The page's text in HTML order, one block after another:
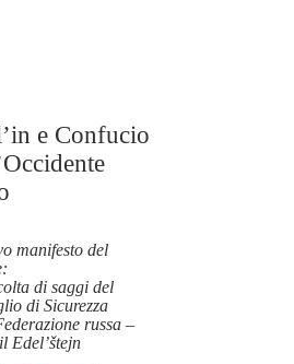
e Confucio
manifesto del
di saggi del
di Sicurezza
russa–
Edel’štejn